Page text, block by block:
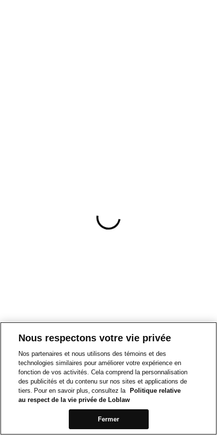
Nous respectons votre vie privée
Nos partenaires et nous utilisons des témoins et des
technologies similaires pour améliorer votre expérience en
fonction de vos activités. Cela comprend la personnalisation
des publicités et du contenu sur nos sites et applications de
tiers. Pour en savoir plus, consultez la
Politique relative
au respect de la vie privée de Loblaw
Fermer